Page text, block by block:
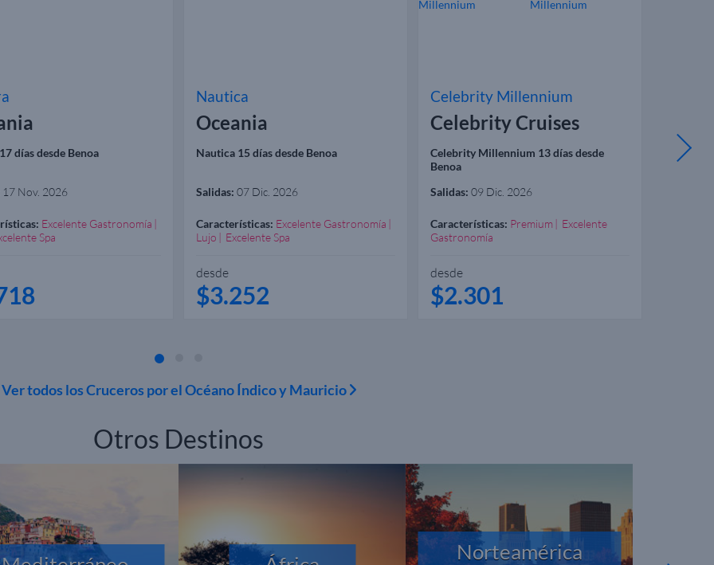
días desde Benoa
17 Nov. 2026
Excelente Gastronomía
Spa
Nautica
Oceania
Nautica 15 días desde Benoa
Salidas: 07 Dic. 2026
Características: Excelente Gastronomía
Lujo
Excelente Spa
desde
$3.252
Celebrity Millennium
Celebrity Cruises
Celebrity Millennium 13 días desde
Benoa
Salidas: 09 Dic. 2026
Características: Premium
Excelente
Gastronomía
desde
$2.301
Benoa
Ver todos los Cruceros por el Océano Índico y Mauricio
Otros Destinos
Norteamérica